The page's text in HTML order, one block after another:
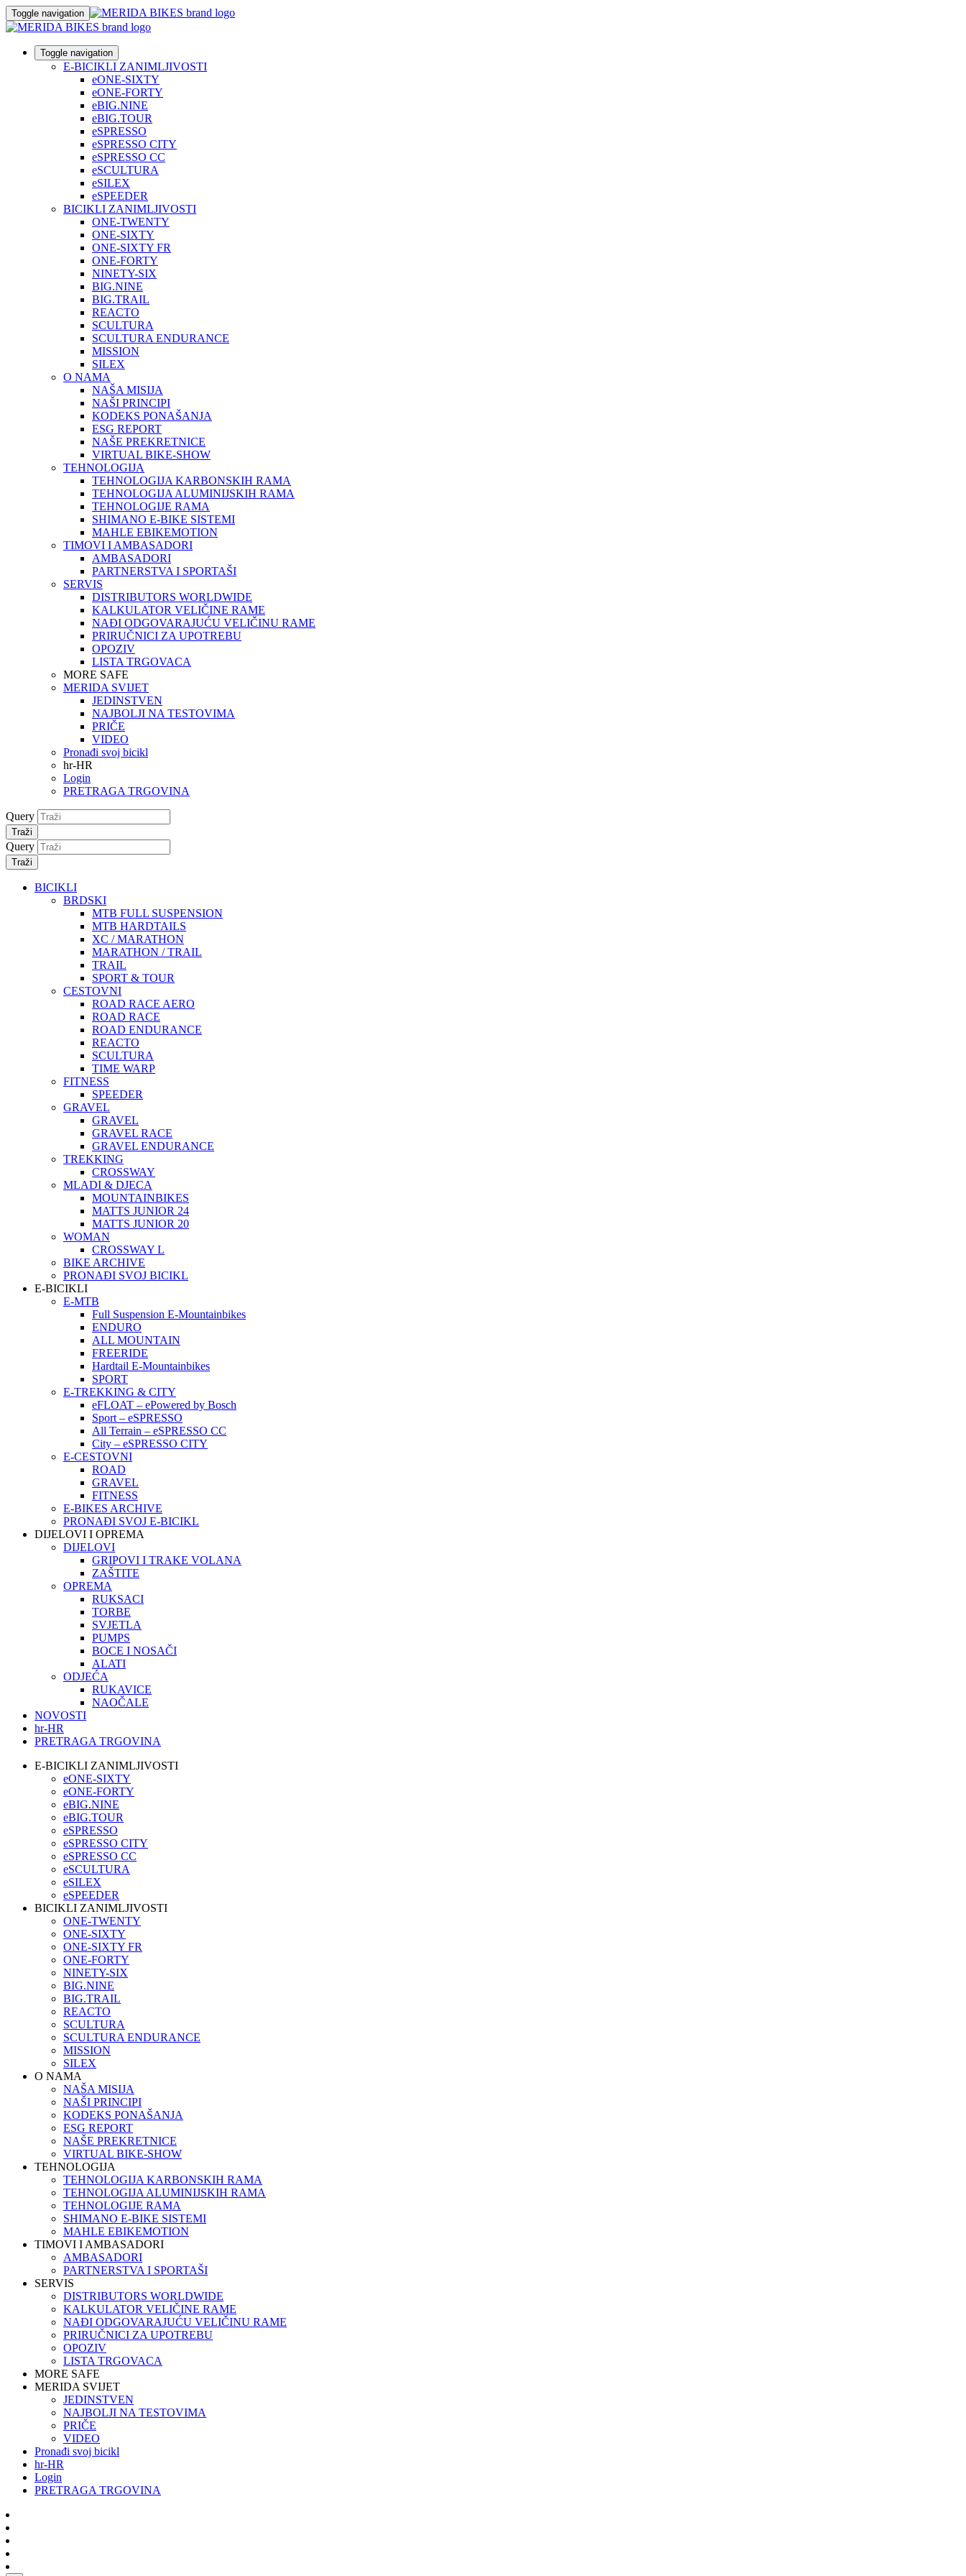
Toggle navigation
Toggle navigation
E-BICIKLI ZANIMLJIVOSTI
eONE-SIXTY
eONE-FORTY
eBIG.NINE
eBIG.TOUR
eSPRESSO
eSPRESSO CITY
eSPRESSO CC
eSCULTURA
eSILEX
eSPEEDER
BICIKLI ZANIMLJIVOSTI
ONE-TWENTY
ONE-SIXTY
ONE-SIXTY FR
ONE-FORTY
NINETY-SIX
BIG.NINE
BIG.TRAIL
REACTO
SCULTURA
SCULTURA ENDURANCE
MISSION
SILEX
O NAMA
NAŠA MISIJA
NAŠI PRINCIPI
KODEKS PONAŠANJA
ESG REPORT
NAŠE PREKRETNICE
VIRTUAL BIKE-SHOW
TEHNOLOGIJA
TEHNOLOGIJA KARBONSKIH RAMA
TEHNOLOGIJA ALUMINIJSKIH RAMA
TEHNOLOGIJE RAMA
SHIMANO E-BIKE SISTEMI
MAHLE EBIKEMOTION
TIMOVI I AMBASADORI
AMBASADORI
PARTNERSTVA I SPORTAŠI
SERVIS
DISTRIBUTORS WORLDWIDE
KALKULATOR VELIČINE RAME
NAĐI ODGOVARAJUĆU VELIČINU RAME
PRIRUČNICI ZA UPOTREBU
OPOZIV
LISTA TRGOVACA
MORE SAFE
MERIDA SVIJET
JEDINSTVEN
NAJBOLJI NA TESTOVIMA
PRIČE
VIDEO
Pronađi svoj bicikl
hr-HR
Login
PRETRAGA TRGOVINA
Query
Traži
Query
Traži
BICIKLI
BRDSKI
MTB FULL SUSPENSION
MTB HARDTAILS
XC / MARATHON
MARATHON / TRAIL
TRAIL
SPORT & TOUR
CESTOVNI
ROAD RACE AERO
ROAD RACE
ROAD ENDURANCE
REACTO
SCULTURA
TIME WARP
FITNESS
SPEEDER
GRAVEL
GRAVEL
GRAVEL RACE
GRAVEL ENDURANCE
TREKKING
CROSSWAY
MLADI & DJECA
MOUNTAINBIKES
MATTS JUNIOR 24
MATTS JUNIOR 20
WOMAN
CROSSWAY L
BIKE ARCHIVE
PRONAĐI SVOJ BICIKL
E-BICIKLI
E-MTB
Full Suspension E-Mountainbikes
ENDURO
ALL MOUNTAIN
FREERIDE
Hardtail E-Mountainbikes
SPORT
E-TREKKING & CITY
eFLOAT – ePowered by Bosch
Sport – eSPRESSO
All Terrain – eSPRESSO CC
City – eSPRESSO CITY
E-CESTOVNI
ROAD
GRAVEL
FITNESS
E-BIKES ARCHIVE
PRONAĐI SVOJ E-BICIKL
DIJELOVI I OPREMA
DIJELOVI
GRIPOVI I TRAKE VOLANA
ZAŠTITE
OPREMA
RUKSACI
TORBE
SVJETLA
PUMPS
BOCE I NOSAČI
ALATI
ODJEĆA
RUKAVICE
NAOČALE
NOVOSTI
hr-HR
PRETRAGA TRGOVINA
E-BICIKLI ZANIMLJIVOSTI
eONE-SIXTY
eONE-FORTY
eBIG.NINE
eBIG.TOUR
eSPRESSO
eSPRESSO CITY
eSPRESSO CC
eSCULTURA
eSILEX
eSPEEDER
BICIKLI ZANIMLJIVOSTI
ONE-TWENTY
ONE-SIXTY
ONE-SIXTY FR
ONE-FORTY
NINETY-SIX
BIG.NINE
BIG.TRAIL
REACTO
SCULTURA
SCULTURA ENDURANCE
MISSION
SILEX
O NAMA
NAŠA MISIJA
NAŠI PRINCIPI
KODEKS PONAŠANJA
ESG REPORT
NAŠE PREKRETNICE
VIRTUAL BIKE-SHOW
TEHNOLOGIJA
TEHNOLOGIJA KARBONSKIH RAMA
TEHNOLOGIJA ALUMINIJSKIH RAMA
TEHNOLOGIJE RAMA
SHIMANO E-BIKE SISTEMI
MAHLE EBIKEMOTION
TIMOVI I AMBASADORI
AMBASADORI
PARTNERSTVA I SPORTAŠI
SERVIS
DISTRIBUTORS WORLDWIDE
KALKULATOR VELIČINE RAME
NAĐI ODGOVARAJUĆU VELIČINU RAME
PRIRUČNICI ZA UPOTREBU
OPOZIV
LISTA TRGOVACA
MORE SAFE
MERIDA SVIJET
JEDINSTVEN
NAJBOLJI NA TESTOVIMA
PRIČE
VIDEO
Pronađi svoj bicikl
hr-HR
Login
PRETRAGA TRGOVINA